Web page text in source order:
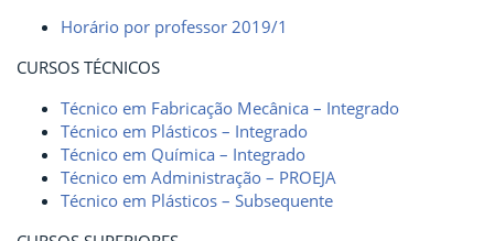
Horário por professor 2019/1
CURSOS TÉCNICOS
Técnico em Fabricação Mecânica – Integrado
Técnico em Plásticos – Integrado
Técnico em Química – Integrado
Técnico em Administração – PROEJA
Técnico em Plásticos – Subsequente